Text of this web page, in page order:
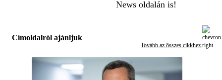
News oldalán is!
Címoldalról ajánljuk
Tovább az összes cikkhez